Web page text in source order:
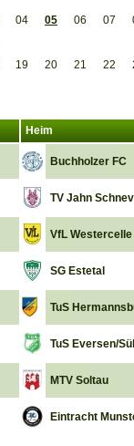
04 05 06 07
19 20 21 22
Heim
Buchholzer FC
TV Jahn
VfL Westercelle
SG Estetal
TuS
TuS Eversen/
MTV Soltau
Eintracht